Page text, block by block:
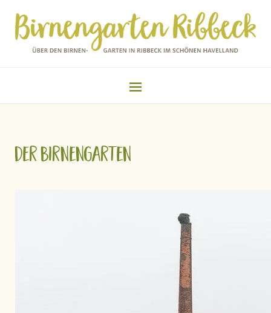
Der Birnengarten